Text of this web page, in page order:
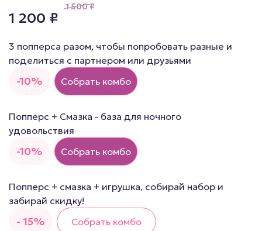
1 200 ₽
1 500₽
-10%
3 попперса разом, чтобы попробовать разные и
поделиться с партнером или друзьями
Собрать комбо
-10%
Попперс + Смазка - база для ночного
удовольствия
Собрать комбо
- 15%
Попперс + смазка + игрушка, собирай набор и
забирай скидку!
Собрать комбо